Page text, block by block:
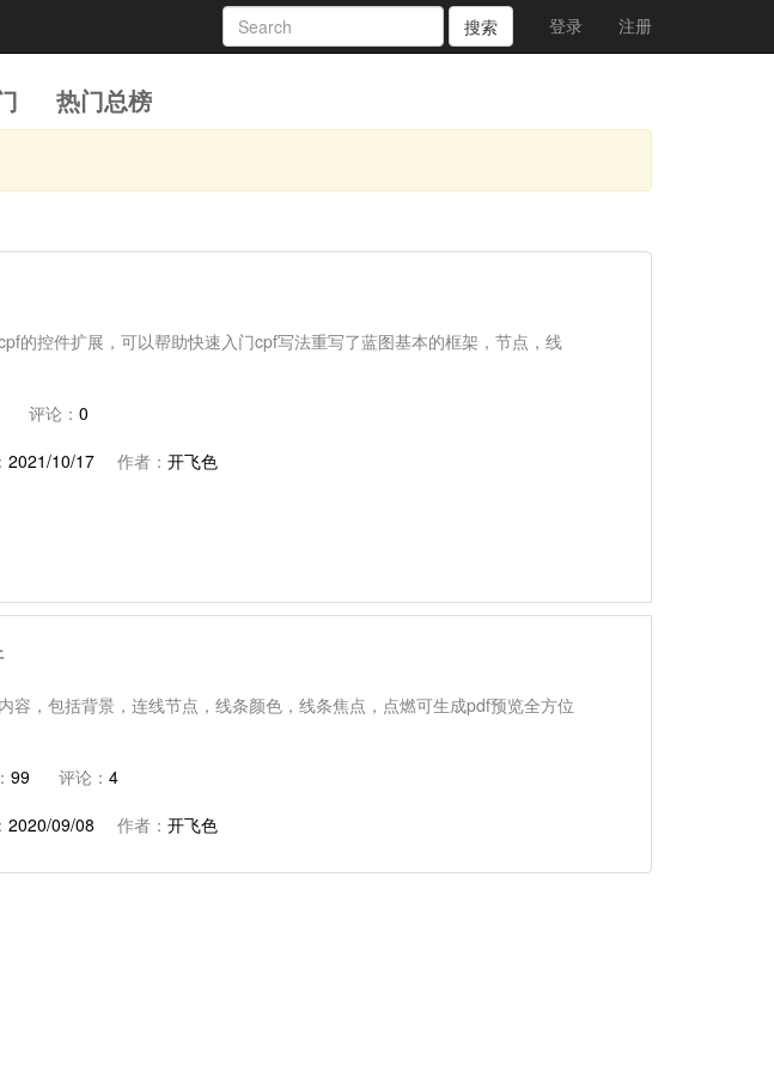
登录 注册
搜索
热门总榜
的控件扩展，可以帮助快速入门cpf写法重写了蓝图基本的框架，节点，线
评论： 0
2021/10/17 作者： 开飞色
容，包括背景，连线节点，线条颜色，线条焦点，点燃可生成pdf预览全方位
99 评论： 4
2020/09/08 作者： 开飞色